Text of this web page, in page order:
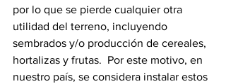
por lo que se pierde cualquier otra
utilidad del terreno, incluyendo
sembrados y/o producción de cereales,
hortalizas y frutas.  Por este motivo, en
nuestro país, se considera instalar estos